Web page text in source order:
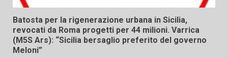
Batosta per la rigenerazione urbana in Sicilia,
revocati da Roma progetti per 44 milioni. Varrica
(M5S Ars): “Sicilia bersaglio preferito del governo
Meloni”